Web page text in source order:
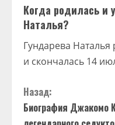
Когда родилась и
Наталья?
Гундарева
и скончалась 14
П
Назад:
Биография Джакомо